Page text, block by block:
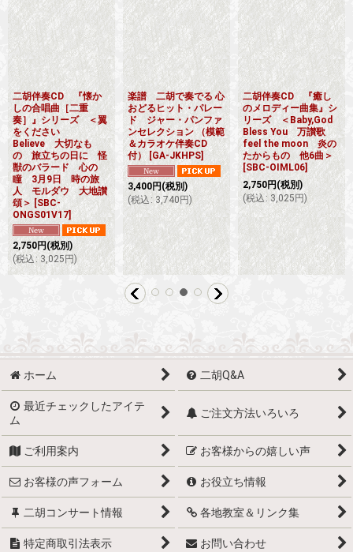
二胡伴奏CD 『懐か
しの合唱曲［二重
奏］』シリーズ ＜翼
をください
Believe 大切なも
の 旅立ちの日に 怪
獣のバラード 心の
瞳 3月9日 時の旅
人 モルダウ 大地讃
頌＞ [SBC-
ONGS01V17]
2,750円 (税別)
(税込 : 3,025 円)
楽譜 二胡で奏でる 心
おどるヒット・パレー
ド ジャー・パンファ
ンセレクション （模範
＆カラオケ伴奏CD
付） [GA-JKHPS]
3,400円 (税別)
(税込 : 3,740円)
二胡伴奏CD 『癒し
のメロディー曲集』シ
リーズ ＜Baby,God
Bless You 万讃歌
feel the moon 炎の
たからもの 他6曲＞
[SBC-OIML06]
2,750円 (税別)
(税込: 3,025 円)
ホーム 二胡Q&A
最近チェックしたアイテ
ム
ご注文方法いろいろ
ご利用案内 お客様からの嬉しい声
お客様の声フォーム お役立ち情報
二胡コンサート情報 各地教室＆リンク集
特定商取引法表示 お問い合わせ